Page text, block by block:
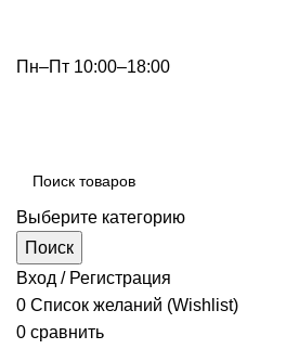
Пн–Пт 10:00–18:00
Выберите категорию
Поиск
Вход / Регистрация
0 Список желаний (Wishlist)
0 сравнить